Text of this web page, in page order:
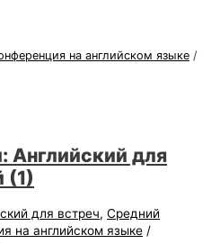
на английском языке /
Английский для
(1)
для встреч,Средний
на английском языке /